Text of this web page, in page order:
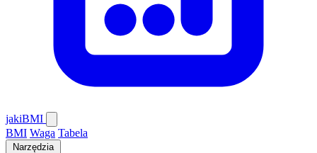
jakiBMI
BMI Waga Tabela
Narzędzia